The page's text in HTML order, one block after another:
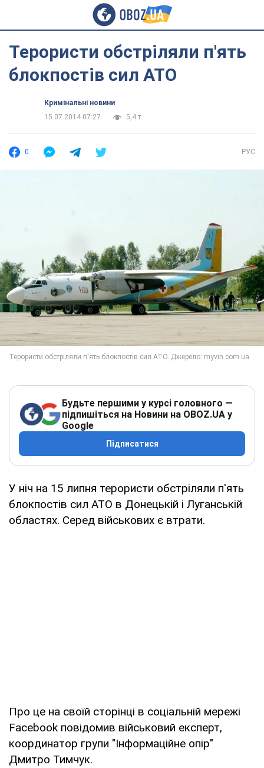
Терористи обстріляли п'ять
блокпостів сил АТО
Кримінальні новини
15.07.2014 07:27
5,4 т.
0 РУС
Будьте першими у курсі головного —
підпишіться на Новини на OBOZ.UA у
Google
Підписатися
У ніч на 15 липня терористи обстріляли п'ять
блокпостів сил АТО в Донецькій і Луганській
областях. Серед військових є втрати.
Про це на своїй сторінці в соціальній мережі
Facebook повідомив військовий експерт,
координатор групи "Інформаційне опір"
Дмитро Тимчук.